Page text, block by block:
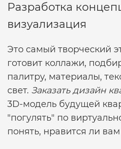
Разработка
визуализация
Это самый творческий
готовит коллажи,
палитру, материалы,
свет. Заказать дизайн
3D-модель будущей
"погулять" по
понять, нравится ли вам